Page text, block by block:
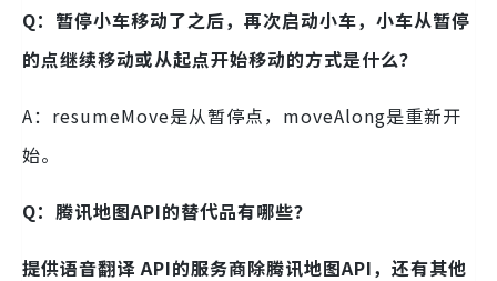
Q： 暂停小车移动了之后，再次启动小车，小车从暂停
的点继续移动或从起点开始移动的方式是什么？
A：resumeMove是从暂停点，moveAlong是重新开
始。
Q： 腾讯地图API的替代品有哪些？
提供语音翻译 API的服务商除腾讯地图API，还有其他